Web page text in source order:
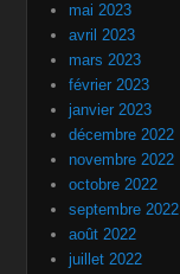
mai 2023
avril 2023
mars 2023
février 2023
janvier 2023
décembre 2022
novembre 2022
octobre 2022
septembre 2022
août 2022
juillet 2022